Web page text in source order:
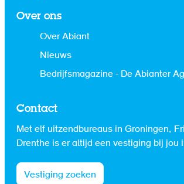
Over ons
Over Abiant
Nieuws
Bedrijfsmagazine - De Abianter
Contact
Met elf uitzendbureaus in Groningen,
Drenthe is er altijd een vestiging bij jou
Vestiging zoeken